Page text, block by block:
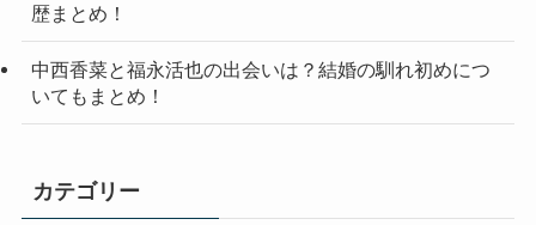
歴まとめ！
中西香菜と福永活也の出会いは？結婚の馴れ初めにつ
いてもまとめ！
カテゴリー